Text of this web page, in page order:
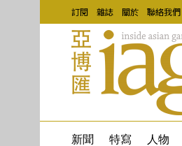
訂閱 雜誌 關於 聯絡我們
新聞 特寫 人物